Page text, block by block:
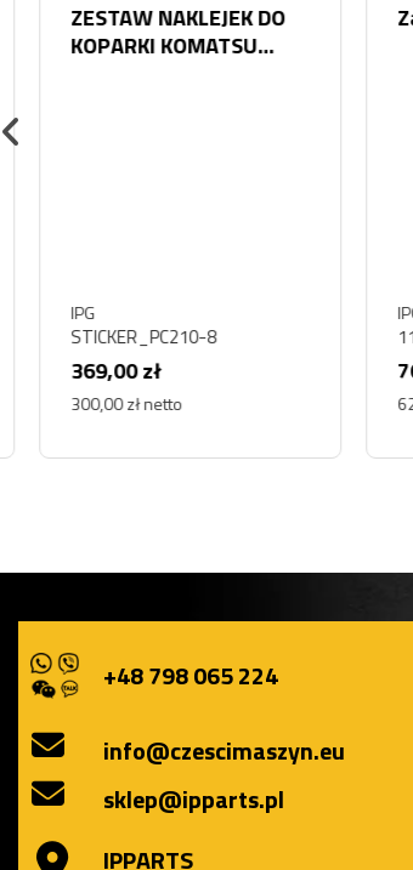
ZESTAW NAKLEJEK DO
KOPARKI KOMATSU
STICKER_PC210-8
369,00 zł
300,00 zł netto
+48 798 065 224
info@czescimaszyn.eu
sklep@ipparts.pl
IPPARTS